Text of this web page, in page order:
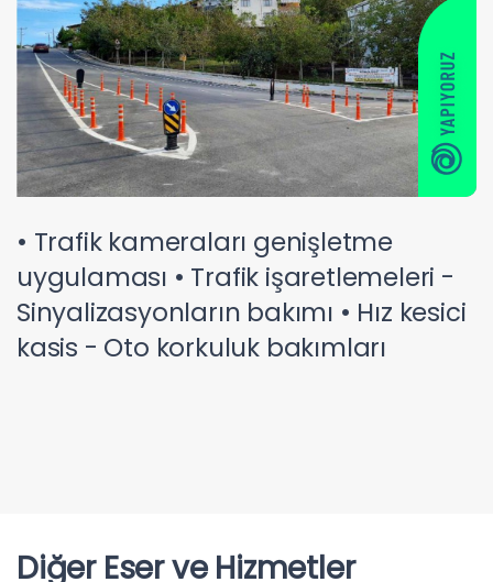
• Trafik kameraları genişletme
uygulaması • Trafik işaretlemeleri -
Sinyalizasyonların bakımı • Hız kesici
kasis - Oto korkuluk bakımları
Diğer Eser ve Hizmetler